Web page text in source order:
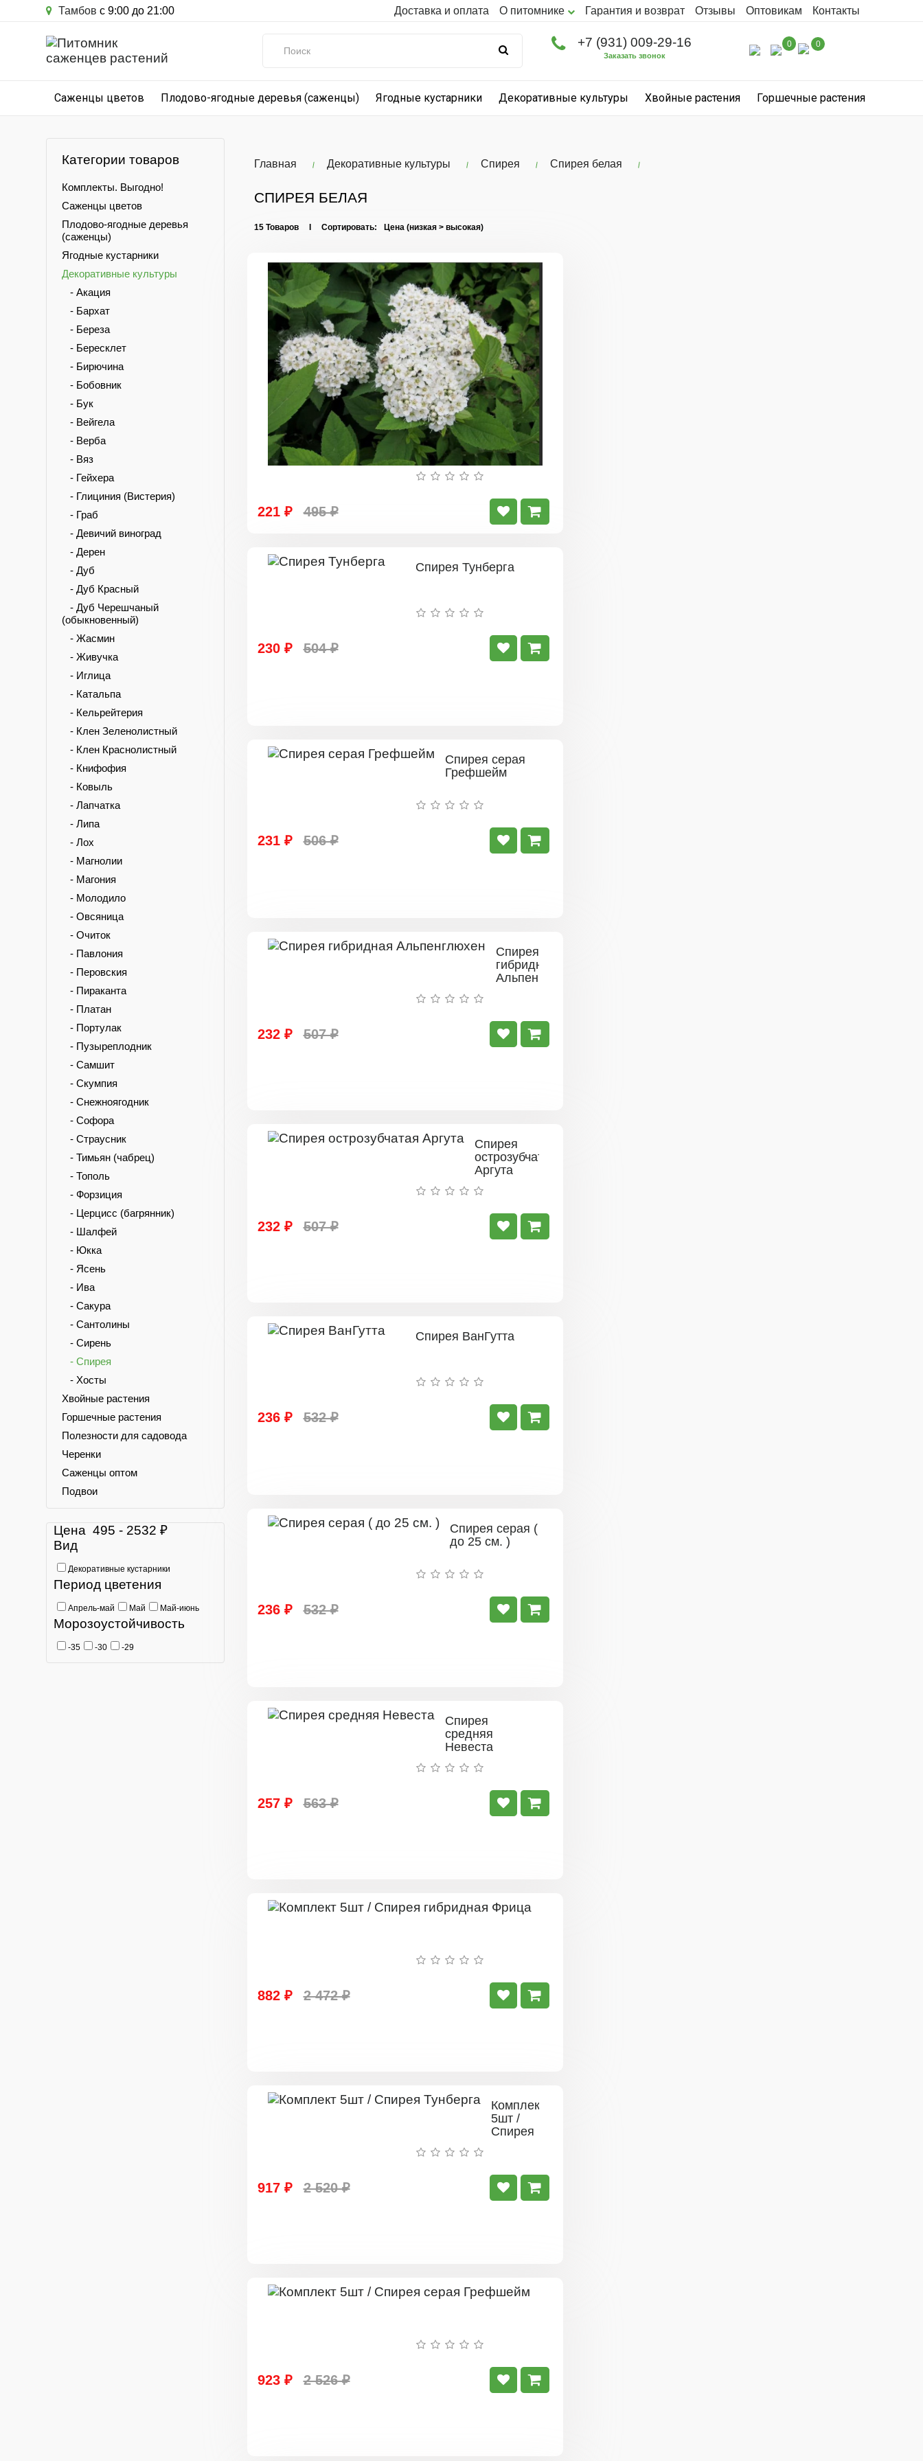
Тамбов с 9:00 до 21:00 Доставка и оплата О питомнике Гарантия и возврат Отзывы Оптовикам Контакты
+7 (931) 009-29-16
Заказать звонок
0 0
Саженцы цветов Плодово-ягодные деревья (саженцы) Ягодные кустарники Декоративные культуры Хвойные растения Горшечные растения
Категории товаров
Комплекты. Выгодно!
Саженцы цветов
Плодово-ягодные деревья
(саженцы)
Ягодные кустарники
Декоративные культуры
- Акация
- Бархат
- Береза
- Бересклет
- Бирючина
- Бобовник
- Бук
- Вейгела
- Верба
- Вяз
- Гейхера
- Глициния (Вистерия)
- Граб
- Девичий виноград
- Дерен
- Дуб
- Дуб Красный
- Дуб Черешчаный
(обыкновенный)
- Жасмин
- Живучка
- Иглица
- Катальпа
- Кельрейтерия
- Клен Зеленолистный
- Клен Краснолистный
- Книфофия
- Ковыль
- Лапчатка
- Липа
- Лох
- Магнолии
- Магония
- Молодило
- Овсяница
- Очиток
- Павлония
- Перовския
- Пираканта
- Платан
- Портулак
- Пузыреплодник
- Самшит
- Скумпия
- Снежноягодник
- Софора
- Страусник
- Тимьян (чабрец)
- Тополь
- Форзиция
- Церцисс (багрянник)
- Шалфей
- Юкка
- Ясень
- Ива
- Сакура
- Сантолины
- Сирень
- Спирея
- Хосты
Хвойные растения
Горшечные растения
Полезности для садовода
Черенки
Саженцы оптом
Подвои
Цена 495 - 2532 ₽
Вид
Декоративные кустарники
Период цветения
Апрель-май Май Май-июнь
Морозоустойчивость
-35 -30 -29
Главная Декоративные культуры Спирея Спирея белая
СПИРЕЯ БЕЛАЯ
15 Товаров I Сортировать:
221 ₽ 495 ₽
Спирея Тунберга
230 ₽ 504 ₽
Спирея серая
Грефшейм
231 ₽ 506 ₽
Спирея
гибридная
Альпенглюхен
232 ₽ 507 ₽
Спирея
острозубчатая
Аргута
232 ₽ 507 ₽
Спирея ВанГутта
236 ₽ 532 ₽
Спирея серая (
до 25 см. )
236 ₽ 532 ₽
Спирея
средняя
Невеста
257 ₽ 563 ₽
882 ₽ 2 472 ₽
Комплект
5шт /
Спирея
917 ₽ 2 520 ₽
923 ₽ 2 526 ₽